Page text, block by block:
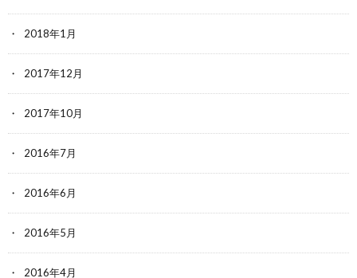
2018年1月
2017年12月
2017年10月
2016年7月
2016年6月
2016年5月
2016年4月